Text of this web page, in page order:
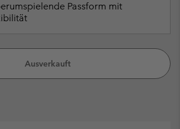
Passform mit
Ausverkauft